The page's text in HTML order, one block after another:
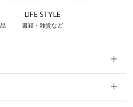
LIFE STYLE
書籍・雑貨など